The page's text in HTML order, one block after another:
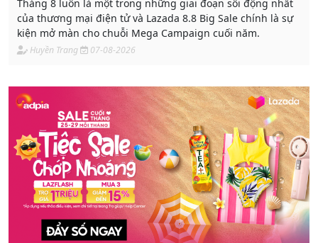
Tháng 8 luôn là một trong những giai đoạn sôi động nhất
của thương mại điện tử và Lazada 8.8 Big Sale chính là sự
kiện mở màn cho chuỗi Mega Campaign cuối năm.
Huyền Trang 07-08-2026